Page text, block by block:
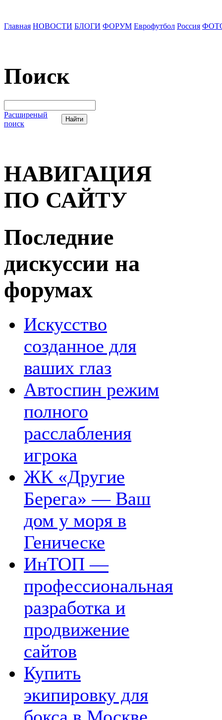
Главная НОВОСТИ БЛОГИ ФОРУМ Еврофутбол Россия
Поиск
Расширеный
поиск
НАВИГАЦИЯ
ПО САЙТУ
Последние
дискуссии на
форумах
Искусство
созданное для
ваших глаз
Автоспин режим
полного
расслабления
игрока
ЖК «Другие
Берега» — Ваш
дом у моря в
Геническе
ИнТОП —
профессиональная
разработка и
продвижение
сайтов
Купить
экипировку для